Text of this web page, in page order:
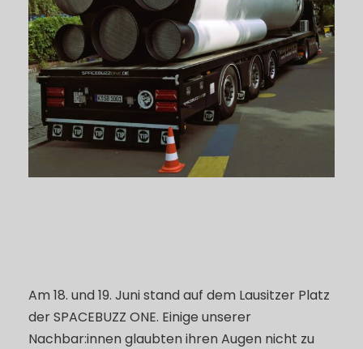
Am 18. und 19. Juni stand auf dem Lausitzer Platz
der SPACEBUZZ ONE. Einige unserer
Nachbar:innen glaubten ihren Augen nicht zu